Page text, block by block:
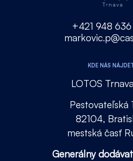
+421 948
KDE NÁS
LOTOS
Pestovateľská
82104,
mestská časť
Generálny